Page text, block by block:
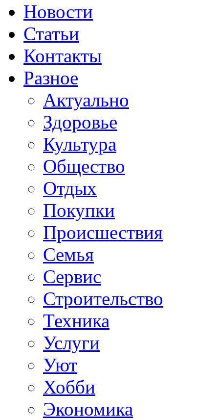
Новости
Статьи
Контакты
Разное
Актуально
Здоровье
Культура
Общество
Отдых
Покупки
Происшествия
Семья
Сервис
Строительство
Техника
Услуги
Уют
Хобби
Экономика